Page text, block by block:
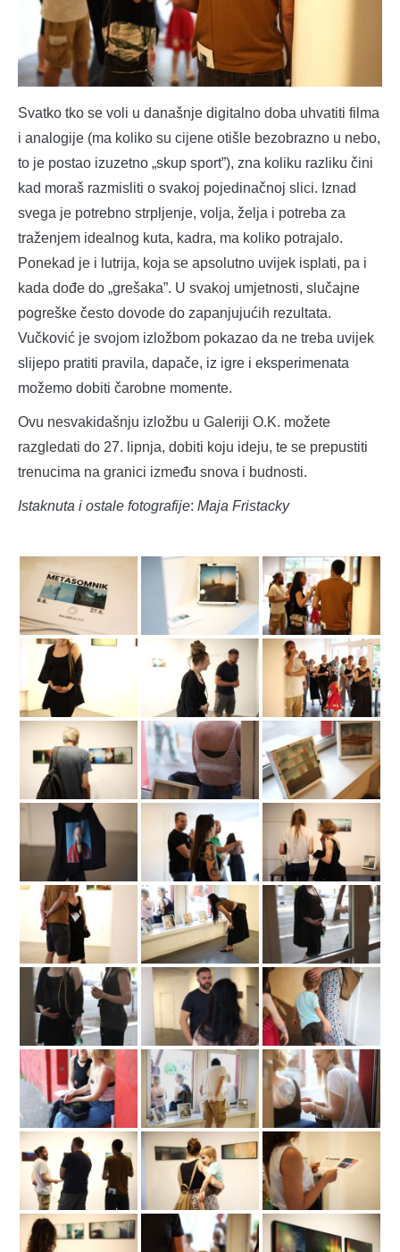
Svatko tko se voli u današnje digitalno doba uhvatiti filma
i analogije (ma koliko su cijene otišle bezobrazno u nebo,
to je postao izuzetno „skup sport”), zna koliku razliku čini
kad moraš razmisliti o svakoj pojedinačnoj slici. Iznad
svega je potrebno strpljenje, volja, želja i potreba za
traženjem idealnog kuta, kadra, ma koliko potrajalo.
Ponekad je i lutrija, koja se apsolutno uvijek isplati, pa i
kada dođe do „grešaka”. U svakoj umjetnosti, slučajne
pogreške često dovode do zapanjujućih rezultata.
Vučković je svojom izložbom pokazao da ne treba uvijek
slijepo pratiti pravila, dapače, iz igre i eksperimenata
možemo dobiti čarobne momente.
Ovu nesvakidašnju izložbu u Galeriji O.K. možete
razgledati do 27. lipnja, dobiti koju ideju, te se prepustiti
trenucima na granici između snova i budnosti.
Istaknuta i ostale fotografije: Maja Fristacky